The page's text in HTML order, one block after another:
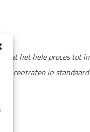
dat het hele proces tot in
in standaard